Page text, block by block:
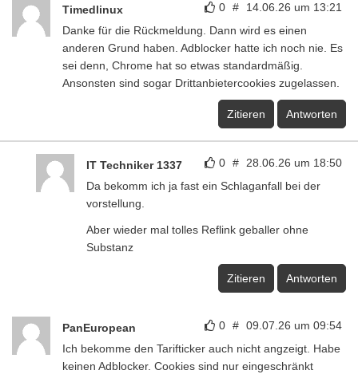
0 # 14.06.26 um 13:21
Timedlinux
Danke für die Rückmeldung. Dann wird es einen
anderen Grund haben. Adblocker hatte ich noch nie. Es
sei denn, Chrome hat so etwas standardmäßig.
Ansonsten sind sogar Drittanbietercookies zugelassen.
Zitieren Antworten
0 # 28.06.26 um 18:50
IT Techniker 1337
Da bekomm ich ja fast ein Schlaganfall bei der
vorstellung.
Aber wieder mal tolles Reflink geballer ohne
Substanz
Zitieren Antworten
0 # 09.07.26 um 09:54
PanEuropean
Ich bekomme den Tarifticker auch nicht angzeigt. Habe
keinen Adblocker. Cookies sind nur eingeschränkt